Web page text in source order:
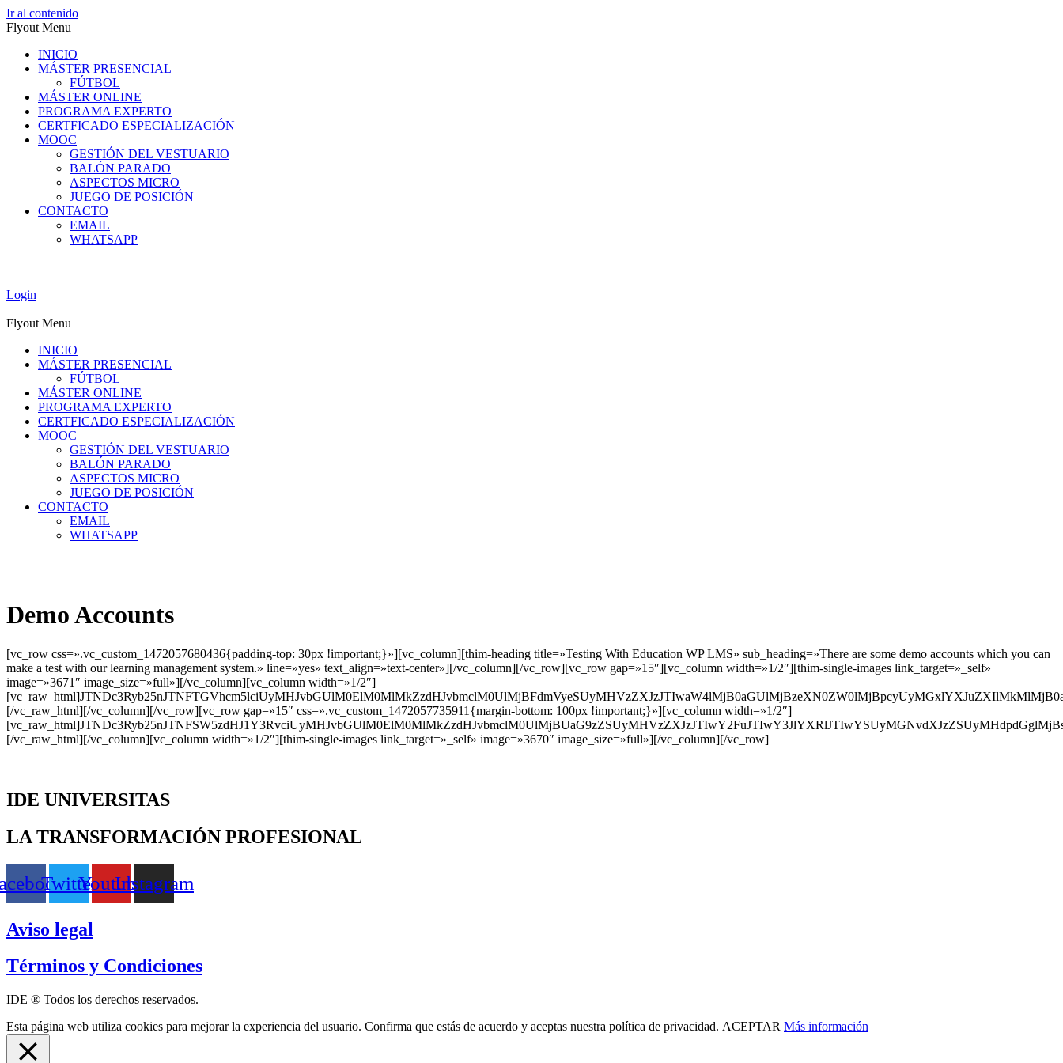
Ir al contenido
Flyout Menu
INICIO
MÁSTER PRESENCIAL
FÚTBOL
MÁSTER ONLINE
PROGRAMA EXPERTO
CERTFICADO ESPECIALIZACIÓN
MOOC
GESTIÓN DEL VESTUARIO
BALÓN PARADO
ASPECTOS MICRO
JUEGO DE POSICIÓN
CONTACTO
EMAIL
WHATSAPP
Login
Flyout Menu
INICIO
MÁSTER PRESENCIAL
FÚTBOL
MÁSTER ONLINE
PROGRAMA EXPERTO
CERTFICADO ESPECIALIZACIÓN
MOOC
GESTIÓN DEL VESTUARIO
BALÓN PARADO
ASPECTOS MICRO
JUEGO DE POSICIÓN
CONTACTO
EMAIL
WHATSAPP
Demo Accounts
[vc_row css=».vc_custom_1472057680436{padding-top: 30px !important;}»][vc_column][thim-heading title=»Testing With Education WP LMS» sub_heading=»There are some demo accounts which you can
make a test with our learning management system.» line=»yes» text_align=»text-center»][/vc_column][/vc_row][vc_row gap=»15″][vc_column width=»1/2″][thim-single-images link_target=»_self»
image=»3671″ image_size=»full»][/vc_column][vc_column width=»1/2″]
[/vc_raw_html][/vc_column][/vc_row][vc_row gap=»15″ css=».vc_custom_1472057735911{margin-bottom: 100px !important;}»][vc_column width=»1/2″]
[/vc_raw_html][/vc_column][vc_column width=»1/2″][thim-single-images link_target=»_self» image=»3670″ image_size=»full»][/vc_column][/vc_row]
IDE UNIVERSITAS
LA TRANSFORMACIÓN PROFESIONAL
TwitterYoutubeInstagram
Aviso legal
Términos y Condiciones
IDE ® Todos los derechos reservados.
Esta página web utiliza cookies para mejorar la experiencia del usuario. Confirma que estás de acuerdo y aceptas nuestra política de privacidad. ACEPTAR Más información